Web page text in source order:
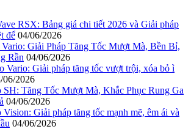
RSX: Bảng giá chi tiết 2026 và Giải pháp
để 04/06/2026
Giải Pháp Tăng Tốc Mượt Mà, Bền Bỉ,
Rần 04/06/2026
Vario: Giải pháp tăng tốc vượt trội, xóa bỏ ì
06/2026
SH: Tăng Tốc Mượt Mà, Khắc Phục Rung Ga
04/06/2026
Giải pháp tăng tốc mạnh mẽ, êm ái và
04/06/2026